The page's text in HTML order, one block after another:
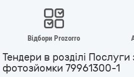
Відбори Prozorro
Тендери в розділі Послуги
фотозйомки 79961300-1